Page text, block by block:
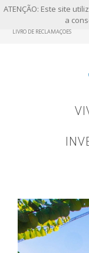
ATENÇÃO: Este site
a
LIVRO DE RECLAMAÇÕES